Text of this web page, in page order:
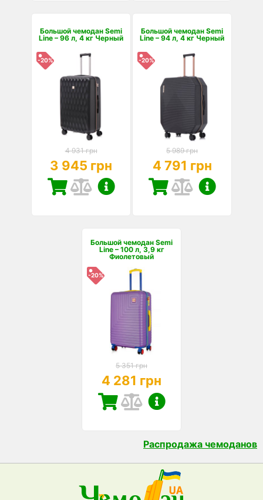
Большой чемодан Semi
Line – 96 л, 4 кг Черный
-20%
4 931 грн
3 945 грн
Большой чемодан Semi
Line – 94 л, 4 кг Черный
-20%
5 989 грн
4 791 грн
Большой чемодан Semi
Line – 100 л, 3,9 кг
Фиолетовый
-20%
5 351 грн
4 281 грн
Распродажа чемоданов